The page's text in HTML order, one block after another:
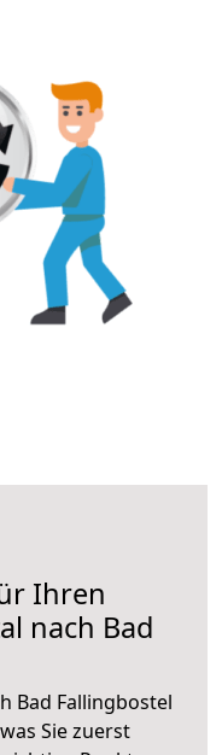
Ihren
nach Bad
Bad Fallingbostel
Sie zuerst